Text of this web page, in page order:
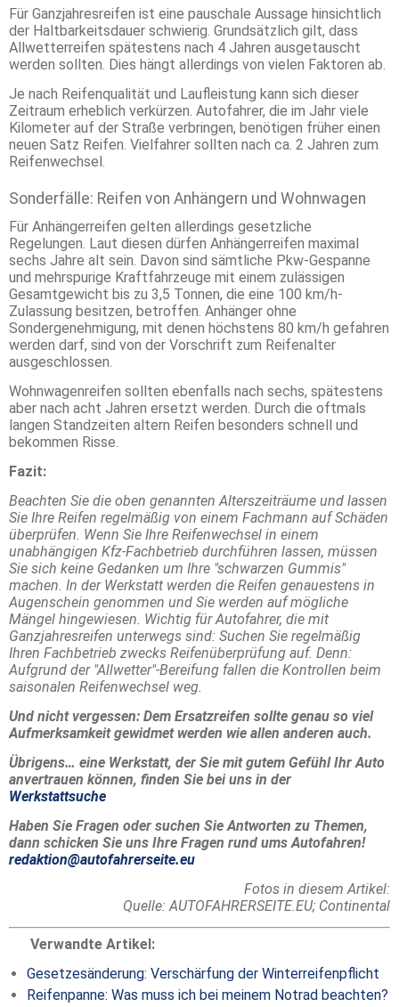
Für Ganzjahresreifen ist eine pauschale Aussage hinsichtlich
der Haltbarkeitsdauer schwierig. Grundsätzlich gilt, dass
Allwetterreifen spätestens nach 4 Jahren ausgetauscht
werden sollten. Dies hängt allerdings von vielen Faktoren ab.
Je nach Reifenqualität und Laufleistung kann sich dieser
Zeitraum erheblich verkürzen. Autofahrer, die im Jahr viele
Kilometer auf der Straße verbringen, benötigen früher einen
neuen Satz Reifen. Vielfahrer sollten nach ca. 2 Jahren zum
Reifenwechsel.
Sonderfälle: Reifen von Anhängern und Wohnwagen
Für Anhängerreifen gelten allerdings gesetzliche
Regelungen. Laut diesen dürfen Anhängerreifen maximal
sechs Jahre alt sein. Davon sind sämtliche Pkw-Gespanne
und mehrspurige Kraftfahrzeuge mit einem zulässigen
Gesamtgewicht bis zu 3,5 Tonnen, die eine 100 km/h-
Zulassung besitzen, betroffen. Anhänger ohne
Sondergenehmigung, mit denen höchstens 80 km/h gefahren
werden darf, sind von der Vorschrift zum Reifenalter
ausgeschlossen.
Wohnwagenreifen sollten ebenfalls nach sechs, spätestens
aber nach acht Jahren ersetzt werden. Durch die oftmals
langen Standzeiten altern Reifen besonders schnell und
bekommen Risse.
Fazit:
Beachten Sie die oben genannten Alterszeiträume und lassen
Sie Ihre Reifen regelmäßig von einem Fachmann auf Schäden
überprüfen. Wenn Sie Ihre Reifenwechsel in einem
unabhängigen Kfz-Fachbetrieb durchführen lassen, müssen
Sie sich keine Gedanken um Ihre "schwarzen Gummis"
machen. In der Werkstatt werden die Reifen genauestens in
Augenschein genommen und Sie werden auf mögliche
Mängel hingewiesen. Wichtig für Autofahrer, die mit
Ganzjahresreifen unterwegs sind: Suchen Sie regelmäßig
Ihren Fachbetrieb zwecks Reifenüberprüfung auf. Denn:
Aufgrund der "Allwetter"-Bereifung fallen die Kontrollen beim
saisonalen Reifenwechsel weg.
Und nicht vergessen: Dem Ersatzreifen sollte genau so viel
Aufmerksamkeit gewidmet werden wie allen anderen auch.
Übrigens… eine Werkstatt, der Sie mit gutem Gefühl Ihr Auto
anvertrauen können, finden Sie bei uns in der
Werkstattsuche
Haben Sie Fragen oder suchen Sie Antworten zu Themen,
dann schicken Sie uns Ihre Fragen rund ums Autofahren!
redaktion@autofahrerseite.eu
Fotos in diesem Artikel:
Quelle: AUTOFAHRERSEITE.EU; Continental
Verwandte Artikel:
Gesetzesänderung: Verschärfung der Winterreifenpflicht
Reifenpanne: Was muss ich bei meinem Notrad beachten?